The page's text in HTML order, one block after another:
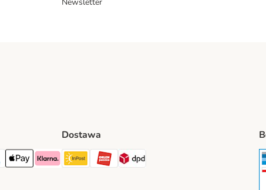
Payment Method
Apple Pay Payment Method
Klarna Payment Method
Method
Dostawa
Paczkomat® Shipping Method
ORLEN Paczka Shipping Method